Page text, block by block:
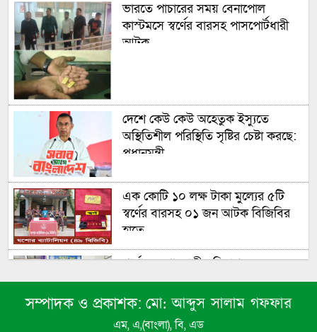
ভারতে পাচারের সময় বেনাপোল
কাস্টমসে স্বর্ণের বারসহ পাসপোর্টধারী
আটক
দেশে কেউ কেউ অহেতুক ইস্যুতে
অস্থিতিশীল পরিস্থিতি সৃষ্টির চেষ্টা করছে:
প্রধানমন্ত্রী
এক কোটি ১০ লক্ষ টাকা মু্ল্যের ৫টি
স্বর্ণের বারসহ ০১ জন আটক বিজিবির
হাতে
শার্শায় নেশা জাতীয় সিরাপসহ যুবক
আটক
সম্পাদক ও প্রকাশক: মো: আব্দুস সালাম গফফার
এম, এ,(বাংলা), বি, এড